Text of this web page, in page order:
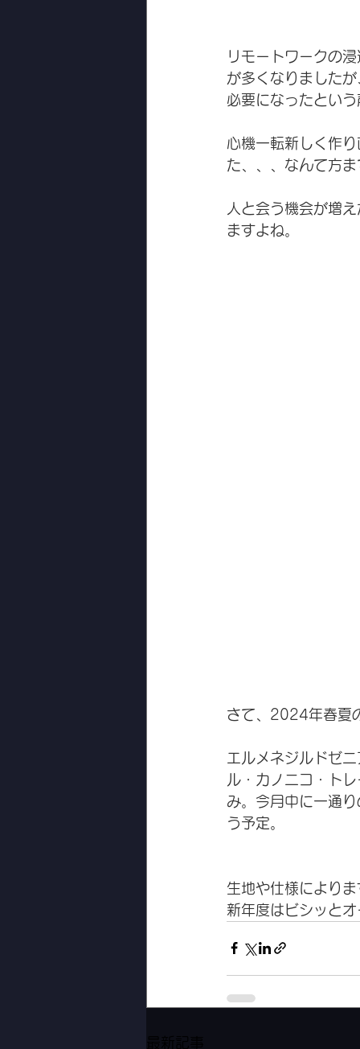
リモートワークの
が多くなりました
必要になったとい
心機一転新しく作
た、、、なんて方
人と会う機会が増
ますよね。
さて、2024年春夏
エルメネジルドゼ
ル・カノニコ・ト
み。今月中に一通
う予定。
生地や仕様により
新年度はビシッと